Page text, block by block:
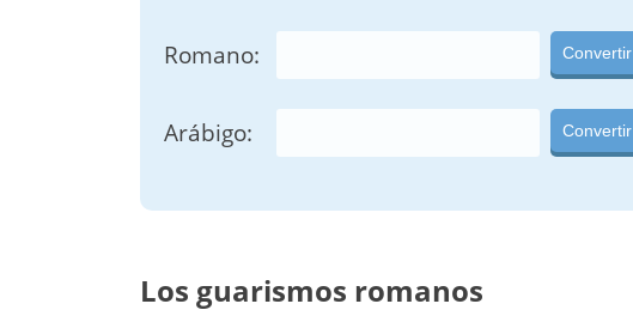
Romano: Convertir
Arábigo: Convertir
Los guarismos romanos